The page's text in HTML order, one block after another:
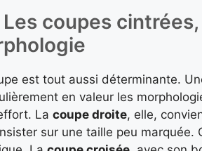
Les coupes
est tout aussi déterminante.
en valeur les
La coupe droite, elle,
sur une taille peu marquée.